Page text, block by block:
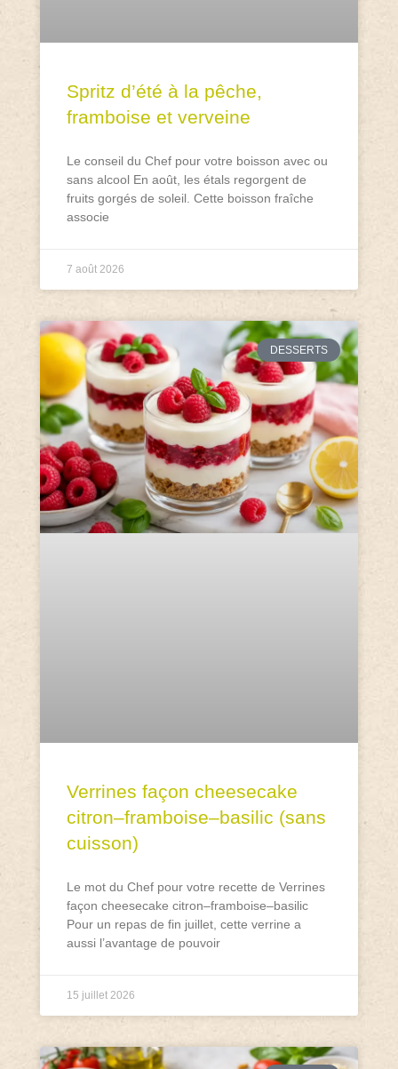
Spritz d’été à la pêche,
framboise et verveine
Le conseil du Chef pour votre boisson avec ou
sans alcool En août, les étals regorgent de
fruits gorgés de soleil. Cette boisson fraîche
associe
7 août 2026
DESSERTS
Verrines façon cheesecake
citron–framboise–basilic (sans
cuisson)
Le mot du Chef pour votre recette de Verrines
façon cheesecake citron–framboise–basilic
Pour un repas de fin juillet, cette verrine a
aussi l’avantage de pouvoir
15 juillet 2026